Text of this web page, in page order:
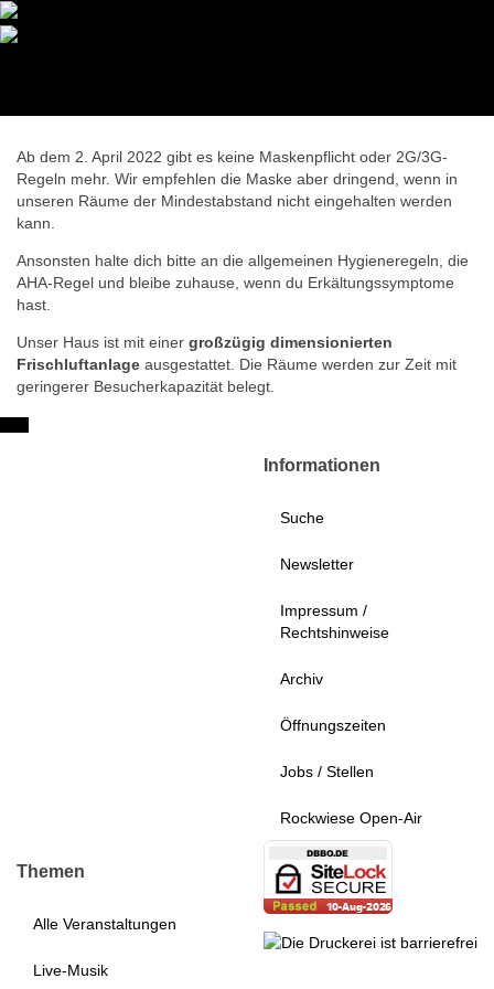
Veranstaltungen im Druckerei-
Ab dem 2. April 2022 gibt es keine Maskenpflicht oder 2G/3G-
Regeln mehr. Wir empfehlen die Maske aber dringend, wenn in
unseren Räume der Mindestabstand nicht eingehalten werden
kann.
Ansonsten halte dich bitte an die allgemeinen Hygieneregeln, die
AHA-Regel und bleibe zuhause, wenn du Erkältungssymptome
hast.
Unser Haus ist mit einer großzügig dimensionierten
Frischluftanlage ausgestattet. Die Räume werden zur Zeit mit
geringerer Besucherkapazität belegt.
Informationen
Suche
Newsletter
Impressum /
Rechtshinweise
Archiv
Öffnungszeiten
Jobs / Stellen
Rockwiese Open-Air
Themen
Alle Veranstaltungen
Live-Musik